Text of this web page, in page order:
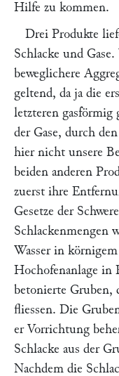
Hilfe zu kommen.
Drei Produkte
Schlacke und
beweglichere
geltend, da ja die
letzteren gasförmig
der Gase, durch
hier nicht unsere
beiden anderen
zuerst ihre
Gesetze der
Schlackenmengen
Wasser in
Hochofenanlage in
betonierte Gruben,
fliessen. Die
er Vorrichtung
Schlacke aus der
Nachdem die